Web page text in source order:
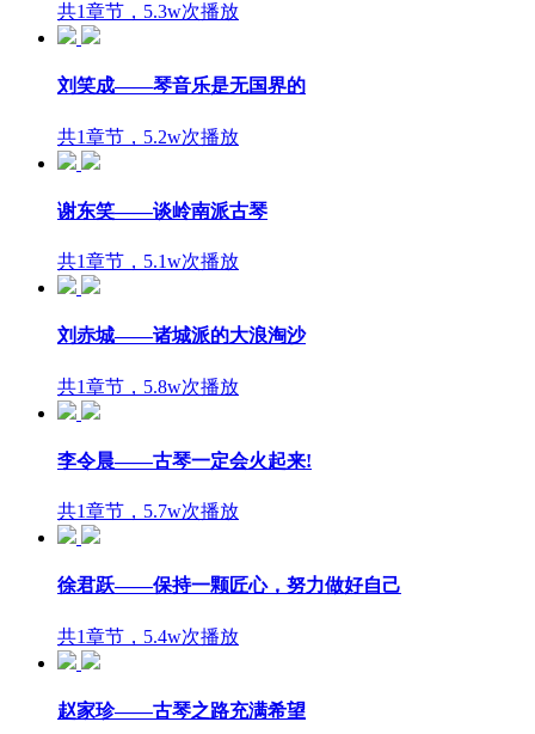
共1章节，5.3w次播放
刘笑成——琴音乐是无国界的
共1章节，5.2w次播放
谢东笑——谈岭南派古琴
共1章节，5.1w次播放
刘赤城——诸城派的大浪淘沙
共1章节，5.8w次播放
李令晨——古琴一定会火起来!
共1章节，5.7w次播放
徐君跃——保持一颗匠心，努力做好自己
共1章节，5.4w次播放
赵家珍——古琴之路充满希望